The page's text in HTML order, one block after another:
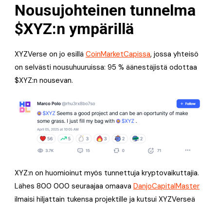
Nousujohteinen tunnelma
$XYZ:n ympärillä
XYZVerse on jo esillä CoinMarketCapissa, jossa yhteisö
on selvästi nousuhuuruissa: 95 % äänestäjistä odottaa
$XYZ:n nousevan.
XYZ:n on huomioinut myös tunnettuja krypto­vaikuttajia.
Lähes 800 000 seuraajaa omaava DanjoCapitalMaster
ilmaisi hiljattain tukensa projektille ja kutsui XYZVerseä